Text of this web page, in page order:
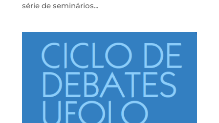
série de seminários...